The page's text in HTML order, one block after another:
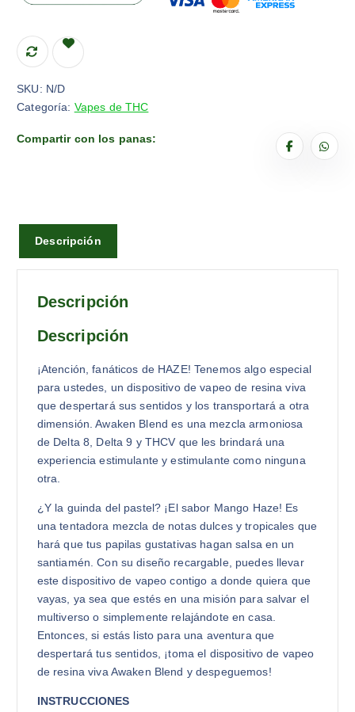
SKU: N/D
Categoría: Vapes de THC
Compartir con los panas:
Descripción
Descripción
Descripción
¡Atención, fanáticos de HAZE! Tenemos algo especial
para ustedes, un dispositivo de vapeo de resina viva
que despertará sus sentidos y los transportará a otra
dimensión. Awaken Blend es una mezcla armoniosa
de Delta 8, Delta 9 y THCV que les brindará una
experiencia estimulante y estimulante como ninguna
otra.
¿Y la guinda del pastel? ¡El sabor Mango Haze! Es
una tentadora mezcla de notas dulces y tropicales que
hará que tus papilas gustativas hagan salsa en un
santiamén. Con su diseño recargable, puedes llevar
este dispositivo de vapeo contigo a donde quiera que
vayas, ya sea que estés en una misión para salvar el
multiverso o simplemente relajándote en casa.
Entonces, si estás listo para una aventura que
despertará tus sentidos, ¡toma el dispositivo de vapeo
de resina viva Awaken Blend y despeguemos!
INSTRUCCIONES